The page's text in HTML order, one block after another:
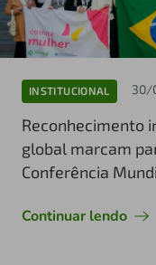
INSTITUCIONAL 30/
Reconhecimento
global marcam
Conferência
Continuar lendo